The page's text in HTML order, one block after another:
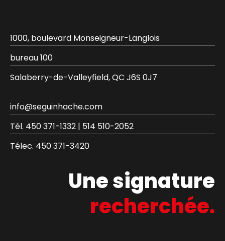
1000, boulevard Monseigneur-Langlois
bureau 100
Salaberry-de-Valleyfield, QC J6S 0J7
info@seguinhache.com
Tél. 450 371-1332 | 514 510-2052
Télec. 450 371-3420
Une signature
recherchée.